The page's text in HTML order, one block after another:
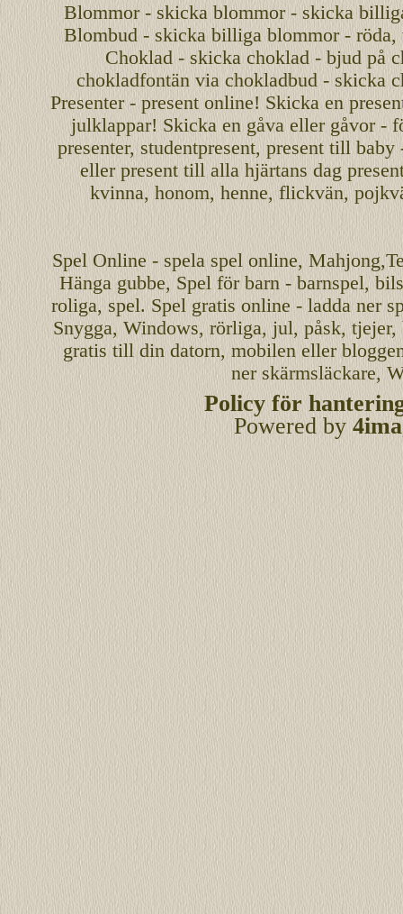
Blommor - skicka blommor - skicka
Blombud - skicka billiga blommor -
Choklad - skicka choklad - bjud på
chokladfontän via chokladbud - skicka
Presenter - present online! Skicka en
julklappar! Skicka en gåva eller gåvor -
presenter, studentpresent, present till
eller present till alla hjärtans dag
kvinna, honom, henne, flickvän,
Spel Online- spela spel online, Mahjong
Hänga gubbe, Spel för barn - barnspel,
roliga,spel. Spel gratis online - ladda ner
Snygga, Windows, rörliga, jul, påsk, tjejer,
gratis till din datorn, mobilen eller
ner skärmsläckare,
Policy för
Powered by